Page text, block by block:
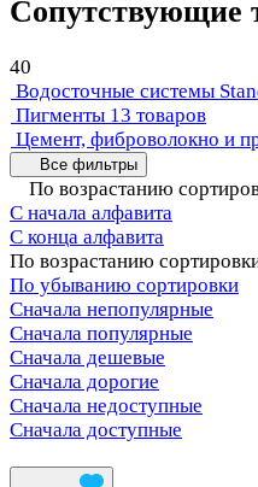
Сопутствующие
40
Водосточные системы
Пигменты 13 товаров
Цемент, фиброволокно и
Все фильтры
По возрастанию
С начала алфавита
С конца алфавита
По возрастанию
По убыванию сортировки
Сначала непопулярные
Сначала популярные
Сначала дешевые
Сначала дорогие
Сначала недоступные
Сначала доступные